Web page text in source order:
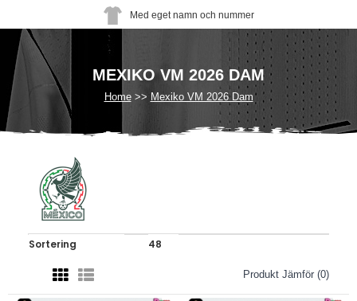
Med eget namn och nummer
MEXIKO VM 2026 DAM
Home Mexiko VM 2026 Dam
Produkt Jämför (0)